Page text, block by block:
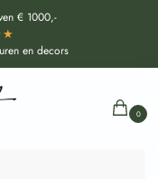
€ 1000,-
en decors
0
momenteel een EXTRA